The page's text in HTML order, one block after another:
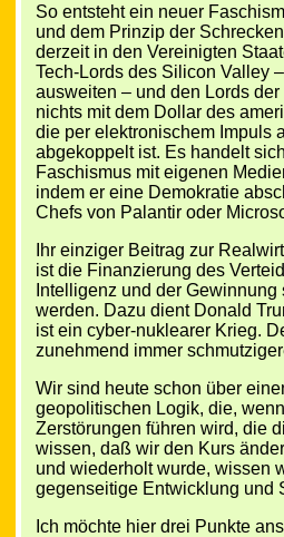
So entsteht ein neuer
und dem Prinzip der
derzeit in den Vereinigten
Tech-Lords des Silicon Valley
ausweiten – und den Lords
nichts mit dem Dollar des
die per elektronischem Impuls
abgekoppelt ist. Es handelt
Faschismus mit eigenen
indem er eine Demokratie
Chefs von Palantir oder
Ihr einziger Beitrag zur
ist die Finanzierung des
Intelligenz und der
werden. Dazu dient Donald
ist ein cyber-nuklearer Krieg.
zunehmend immer
Wir sind heute schon über
geopolitischen Logik, die,
Zerstörungen führen wird, die
wissen, daß wir den Kurs
und wiederholt wurde, wissen
gegenseitige Entwicklung und
Ich möchte hier drei Punkte